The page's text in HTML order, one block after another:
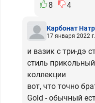
8
4
Карбонат
17 января 2022 г.
и вазик с три-дэ
стиль
коллекции
вот, что точно
Gold - обычный